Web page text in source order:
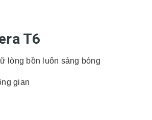
T6
lòng bồn luôn sáng bóng
gian